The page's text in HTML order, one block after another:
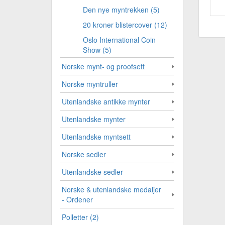
Den nye myntrekken (5)
20 kroner blistercover (12)
Oslo International Coin
Show (5)
Norske mynt- og proofsett
Norske myntruller
Utenlandske antikke mynter
Utenlandske mynter
Utenlandske myntsett
Norske sedler
Utenlandske sedler
Norske & utenlandske medaljer
- Ordener
Polletter (2)